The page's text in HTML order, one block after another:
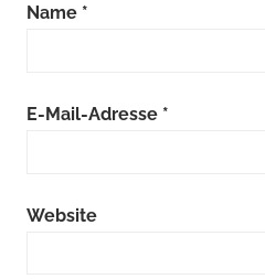
Name *
E-Mail-Adresse *
Website